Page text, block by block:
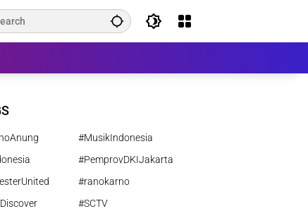
#MusikIndonesia
#PemprovDKIJakarta
#ranokarno
#SCTV